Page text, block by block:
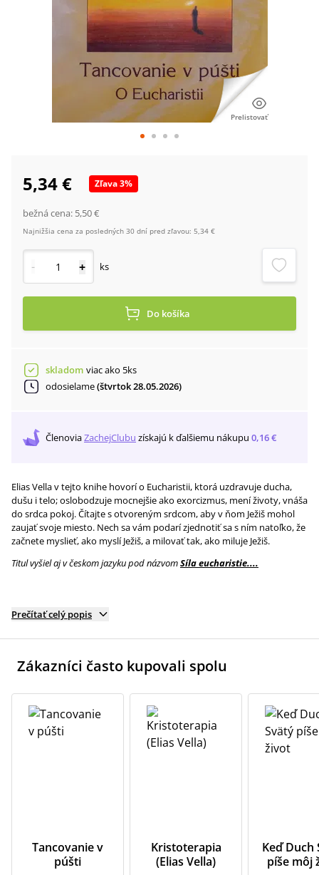
Prelistovať
5,34 € Zľava3%
bežná cena: 5,50 €
Najnižšia cena za posledných 30 dní pred zľavou: 5,34 €
- + ks
Do košíka
skladom viac ako 5ks
odosielame(štvrtok 28.05.2026)
ČlenoviaZachejClubu získajú k ďalšiemu nákupu 0,16 €
Elias Vella v tejto knihe hovorí o Eucharistii, ktorá uzdravuje ducha,
dušu i telo; oslobodzuje mocnejšie ako exorcizmus, mení životy, vnáša
do srdca pokoj. Čítajte s otvoreným srdcom, aby v ňom Ježiš mohol
zaujať svoje miesto. Nech sa vám podarí zjednotiť sa s ním natoľko, že
začnete myslieť, ako myslí Ježiš, a milovať tak, ako miluje Ježiš.
Titul vyšiel aj v českom jazyku pod názvomSíla eucharistie....
Prečítať celý popis
Zákazníci často kupovali spolu
Tancovanie v
púšti
Kristoterapia
(Elias Vella)
Keď Duch
píše môj